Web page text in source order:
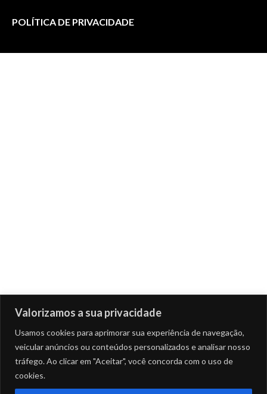
Valorizamos a sua privacidade
Usamos cookies para aprimorar sua experiência de navegação,
veicular anúncios ou conteúdos personalizados e analisar nosso
tráfego. Ao clicar em "Aceitar", você concorda com o uso de
cookies.
POLÍTICA DE PRIVACIDADE